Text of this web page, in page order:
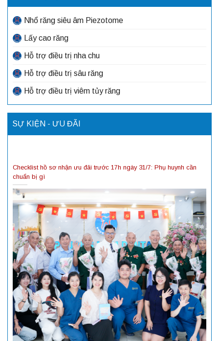
Nhổ răng siêu âm Piezotome
Lấy cao răng
Hỗ trợ điều trị nha chu
Hỗ trợ điều trị sâu răng
Hỗ trợ điều trị viêm tủy răng
SỰ KIỆN - ƯU ĐÃI
Checklist hồ sơ nhận ưu đãi trước 17h ngày 31/7: Phụ huynh cần
chuẩn bị gì